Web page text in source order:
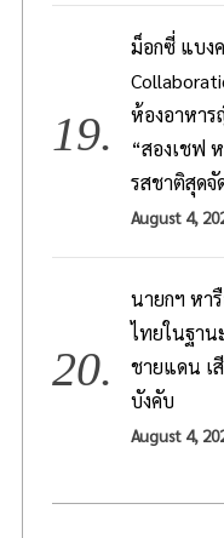
ม็อกซี่ แบง
ห้องอาหา
“สองเชฟ
รสชาติสุดจั
August 4,
นายกฯ หา
ไทยในฐา
ชายแดน เ
บังคับ
August 4,